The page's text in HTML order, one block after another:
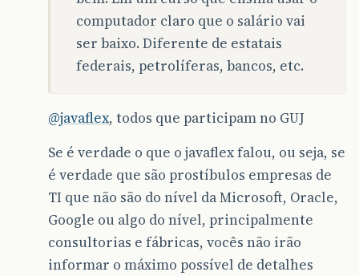
computador claro que o salário vai
ser baixo. Diferente de estatais
federais, petrolíferas, bancos, etc.
@javaflex, todos que participam no GUJ
Se é verdade o que o javaflex falou, ou seja, se
é verdade que são prostíbulos empresas de
TI que não são do nível da Microsoft, Oracle,
Google ou algo do nível, principalmente
consultorias e fábricas, vocês não irão
informar o máximo possível de detalhes